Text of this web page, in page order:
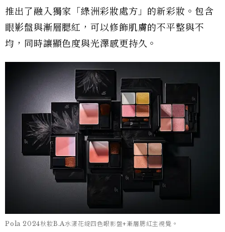
推出了融入獨家「綠洲彩妝處方」的新彩妝。包含
眼影盤與漸層腮紅，可以修飾肌膚的不平整與不
均，同時讓顯色度與光澤感更持久。
Pola 2024秋妝B.A水漾花綻四色眼影盤+漸層腮紅主視覺。